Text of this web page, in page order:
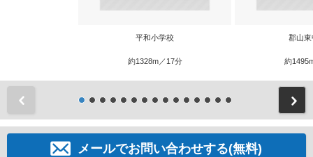
平和小学校
約1328m／17分
郡山東
約
メールでお問い合わせする(無料)